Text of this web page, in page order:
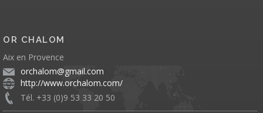
OR CHALOM
Aix en Provence
orchalom@gmail.com
http://www.orchalom.com/
Tél. +33 (0)9 53 33 20 50